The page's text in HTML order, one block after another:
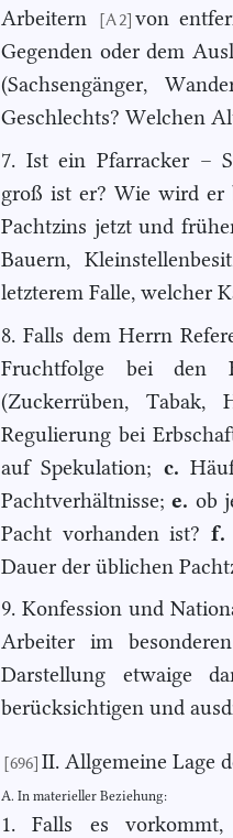
Arbeitern
[A 2] von
Gegenden oder dem
(Sachsengänger,
Geschlechts? Welchen
7. Ist ein Pfarracker –
groß ist er? Wie wird er
Pachtzins jetzt und
Bauern,
letzterem Falle, welcher
8. Falls dem Herrn
Fruchtfolge bei den
(Zuckerrüben, Tabak,
Regulierung bei
auf Spekulation; c.
Pachtverhältnisse;e. ob
Pacht vorhanden ist?f.
Dauer der üblichen
9. Konfession und
Arbeiter im
Darstellung etwaige
berücksichtigen und
[696] II. Allgemeine Lage
A. In materieller Beziehung:
1. Falls es